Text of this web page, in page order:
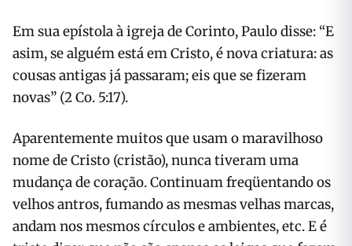
Em sua epístola à igreja de Corinto, Paulo disse: “E
asim, se alguém está em Cristo, é nova criatura: as
cousas antigas já passaram; eis que se fizeram
novas” (2 Co. 5:17).
Aparentemente muitos que usam o maravilhoso
nome de Cristo (cristão), nunca tiveram uma
mudança de coração. Continuam freqüentando os
velhos antros, fumando as mesmas velhas marcas,
andam nos mesmos círculos e ambientes, etc. E é